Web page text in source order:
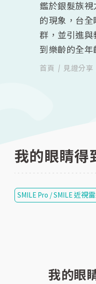
鑑於銀髮族
的現象，台
群，並引進
到樂齡的全年
首頁 見證分享
我的眼睛得
SMILE Pro / SMILE 近視
我的眼